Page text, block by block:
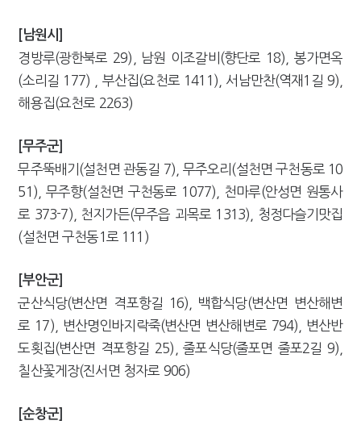
[남원시]
경방루(광한북로 29), 남원 이조갈비(향단로 18), 봉가면옥
(소리길 177) , 부산집(요천로 1411), 서남만찬(역재1길 9),
해용집(요천로 2263)
[무주군]
무주뚝배기(설천면 관동길 7), 무주오리(설천면 구천동로 10
51), 무주향(설천면 구천동로 1077), 천마루(안성면 원통사
로 373-7), 천지가든(무주읍 괴목로 1313), 청정다슬기맛집
(설천면 구천동1로 111)
[부안군]
군산식당(변산면 격포항길 16), 백합식당(변산면 변산해변
로 17), 변산명인바지락죽(변산면 변산해변로 794), 변산반
도횟집(변산면 격포항길 25), 줄포식당(줄포면 줄포2길 9),
칠산꽃게장(진서면 청자로 906)
[순창군]